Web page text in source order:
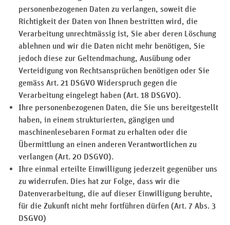
personenbezogenen Daten zu verlangen, soweit die
Richtigkeit der Daten von Ihnen bestritten wird, die
Verarbeitung unrechtmässig ist, Sie aber deren Löschung
ablehnen und wir die Daten nicht mehr benötigen, Sie
jedoch diese zur Geltendmachung, Ausübung oder
Verteidigung von Rechtsansprüchen benötigen oder Sie
gemäss Art. 21 DSGVO Widerspruch gegen die
Verarbeitung eingelegt haben (Art. 18 DSGVO).
Ihre personenbezogenen Daten, die Sie uns bereitgestellt
haben, in einem strukturierten, gängigen und
maschinenlesebaren Format zu erhalten oder die
Übermittlung an einen anderen Verantwortlichen zu
verlangen (Art. 20 DSGVO).
Ihre einmal erteilte Einwilligung jederzeit gegenüber uns
zu widerrufen. Dies hat zur Folge, dass wir die
Datenverarbeitung, die auf dieser Einwilligung beruhte,
für die Zukunft nicht mehr fortführen dürfen (Art. 7 Abs. 3
DSGVO)